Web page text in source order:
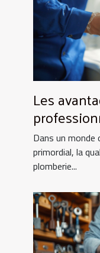
Les
pour
Dans un
primordial, la
plomberie...